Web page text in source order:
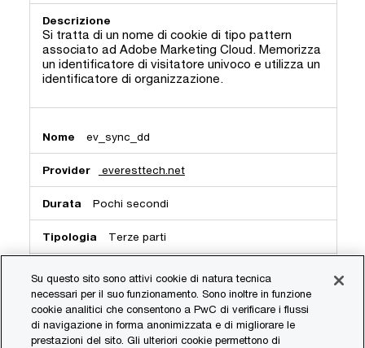
Si tratta di un nome di cookie di tipo pattern
associato ad Adobe Marketing Cloud. Memorizza
un identificatore di visitatore univoco e utilizza un
identificatore di organizzazione.
ev_sync_dd
everesttech.net
Pochi secondi
Terze parti
Questo dominio è di proprietà di Adobe. La
principale attività commerciale è: Pubblicità
Su questo sito sono attivi cookie di natura tecnica
necessari per il suo funzionamento. Sono inoltre in funzione
cookie analitici che consentono a PwC di verificare i flussi
di navigazione in forma anonimizzata e di migliorare le
prestazioni del sito. Gli ulteriori cookie permettono di